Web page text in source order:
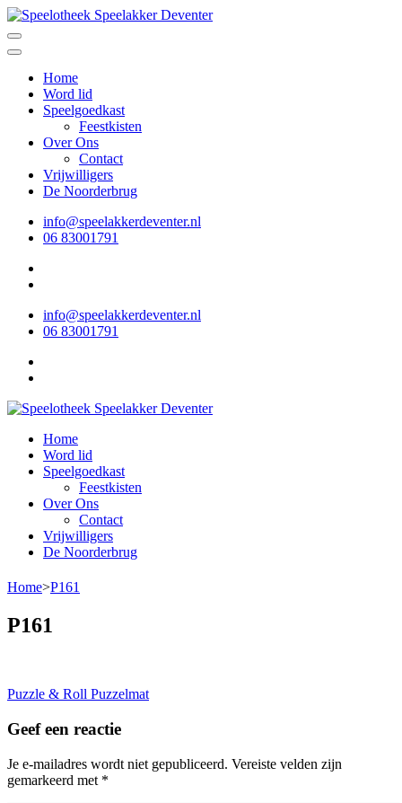
Ga
naar
inhoud
enter)
Home
Word lid
Speelgoedkast
Feestkisten
Over Ons
Contact
Vrijwilligers
De Noorderbrug
info@speelakkerdeventer.nl
06 83001791
info@speelakkerdeventer.nl
06 83001791
Speelotheek Speelakker Deventer
Speelgoed lenen voor iedereen
Home
Word lid
Speelgoedkast
Feestkisten
Over Ons
Contact
Vrijwilligers
De Noorderbrug
Home>P161
P161
Bericht
navigatie
Puzzle & Roll Puzzelmat
Geef een reactie
Je e-mailadres wordt niet gepubliceerd. Vereiste velden zijn
gemarkeerd met *